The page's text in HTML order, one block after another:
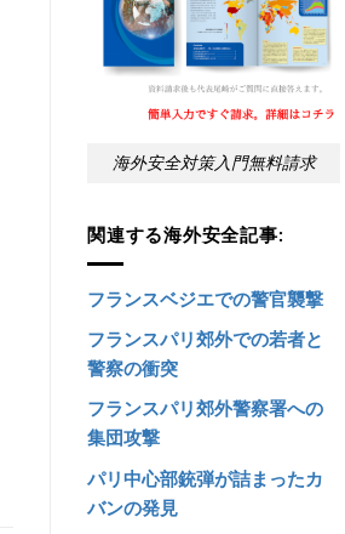
海外安全対策入門無料請求
関連する海外安全記事:
フランスベジエでの警官襲撃
フランスパリ郊外での若者と
警察の衝突
フランスパリ郊外警察署への
集団攻撃
パリ中心部銃弾が詰まったカ
バンの発見